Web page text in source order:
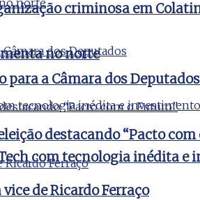
no norte
com tecnologia inédita e
criminosa em
a Câmara dos Deputados
destacando “Pacto com
de Ricardo Ferraço